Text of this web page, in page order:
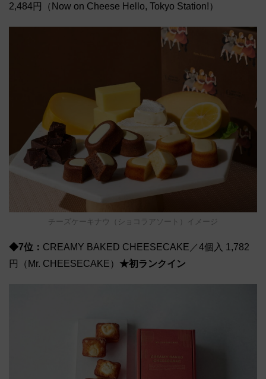
2,484円（Now on Cheese Hello, Tokyo Station!）
チーズケーキナウ（ショコラアソート）イメージ
◆7位： CREAMY BAKED CHEESECAKE／4個入 1,782
円（Mr. CHEESECAKE） ★初ランクイン